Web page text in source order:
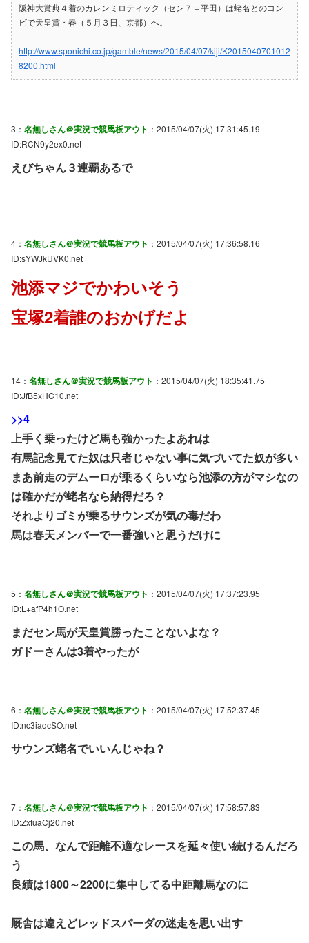
阪神大賞典４着のカレンミロティック（セン７＝平田）は蛯名とのコン
ビで天皇賞・春（５月３日、京都）へ。
http://www.sponichi.co.jp/gamble/news/2015/04/07/kiji/K2015040701012
8200.html
3： 名無しさん＠実況で競馬板アウト ：2015/04/07(火) 17:31:45.19
ID:RCN9y2ex0.net
えびちゃん３連覇あるで
4： 名無しさん＠実況で競馬板アウト ：2015/04/07(火) 17:36:58.16
ID:sYWJkUVK0.net
池添マジでかわいそう
宝塚2着誰のおかげだよ
14： 名無しさん＠実況で競馬板アウト ：2015/04/07(火) 18:35:41.75
ID:JfB5xHC10.net
>>4
上手く乗ったけど馬も強かったよあれは
有馬記念見てた奴は只者じゃない事に気づいてた奴が多い
まあ前走のデムーロが乗るくらいなら池添の方がマシなの
は確かだが蛯名なら納得だろ？
それよりゴミが乗るサウンズが気の毒だわ
馬は春天メンバーで一番強いと思うだけに
5： 名無しさん＠実況で競馬板アウト ：2015/04/07(火) 17:37:23.95
ID:L+afP4h1O.net
まだセン馬が天皇賞勝ったことないよな？
ガドーさんは3着やったが
6： 名無しさん＠実況で競馬板アウト ：2015/04/07(火) 17:52:37.45
ID:nc3iaqcSO.net
サウンズ蛯名でいいんじゃね？
7： 名無しさん＠実況で競馬板アウト ：2015/04/07(火) 17:58:57.83
ID:ZxfuaCj20.net
この馬、なんで距離不適なレースを延々使い続けるんだろ
う
良績は1800～2200に集中してる中距離馬なのに
厩舎は違えどレッドスパーダの迷走を思い出す